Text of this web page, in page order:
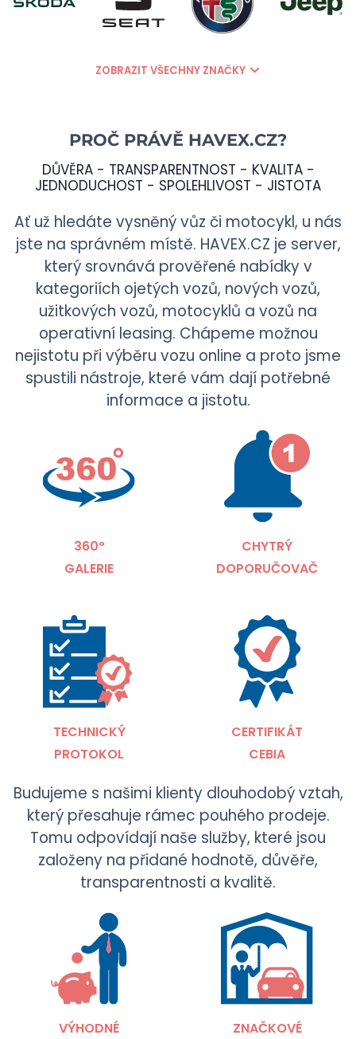
ZOBRAZIT VŠECHNY ZNAČKY
PROČ PRÁVĚ HAVEX.CZ?
DŮVĚRA - TRANSPARENTNOST - KVALITA -
JEDNODUCHOST - SPOLEHLIVOST - JISTOTA
Ať už hledáte vysněný vůz či motocykl, u nás
jste na správném místě. HAVEX.CZ je server,
který srovnává prověřené nabídky v
kategoriích ojetých vozů, nových vozů,
užitkových vozů, motocyklů a vozů na
operativní leasing. Chápeme možnou
nejistotu při výběru vozu online a proto jsme
spustili nástroje, které vám dají potřebné
informace a jistotu.
360°
GALERIE
CHYTRÝ
DOPORUČOVAČ
TECHNICKÝ
PROTOKOL
CERTIFIKÁT
CEBIA
Budujeme s našimi klienty dlouhodobý vztah,
který přesahuje rámec pouhého prodeje.
Tomu odpovídají naše služby, které jsou
založeny na přidané hodnotě, důvěře,
transparentnosti a kvalitě.
VÝHODNÉ
ZNAČKOVÉ